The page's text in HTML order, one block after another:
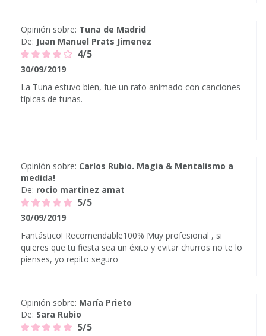
Opinión sobre: Tuna de Madrid
De: Juan Manuel Prats Jimenez
4/5
30/09/2019
La Tuna estuvo bien, fue un rato animado con canciones
típicas de tunas.
Opinión sobre: Carlos Rubio. Magia & Mentalismo a
medida!
De: rocio martinez amat
5/5
30/09/2019
Fantástico! Recomendable100% Muy profesional , si
quieres que tu fiesta sea un éxito y evitar churros no te lo
pienses, yo repito seguro
Opinión sobre: María Prieto
De: Sara Rubio
5/5